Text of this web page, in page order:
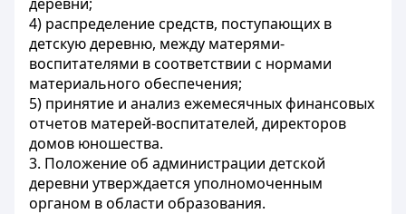
4) распределение средств, поступающих в
детскую деревню, между матерями-
воспитателями в соответствии с нормами
материального обеспечения;
5) принятие и анализ ежемесячных финансовых
отчетов матерей-воспитателей, директоров
домов юношества.
3. Положение об администрации детской
деревни утверждается уполномоченным
органом в области образования.